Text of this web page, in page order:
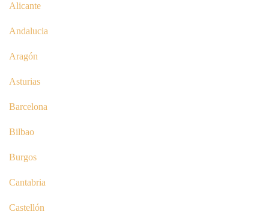
Alicante
Andalucia
Aragón
Asturias
Barcelona
Bilbao
Burgos
Cantabria
Castellón